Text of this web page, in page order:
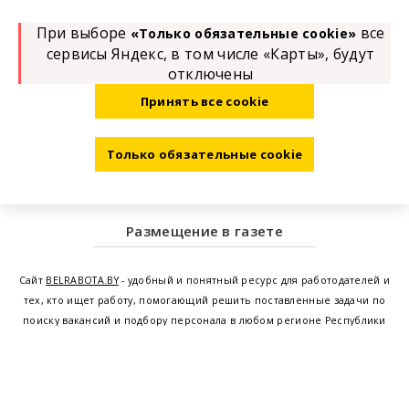
Размещение в газете
Сайт BELRABOTA.BY- удобный и понятный ресурс для работодателей и
тех, кто ищет работу, помогающий решить поставленные задачи по
поиску вакансий и подбору персонала в любом регионе Республики
При выборе «Только обязательные cookie» все
сервисы Яндекс, в том числе «Карты», будут
отключены
Принять все cookie
Только обязательные cookie